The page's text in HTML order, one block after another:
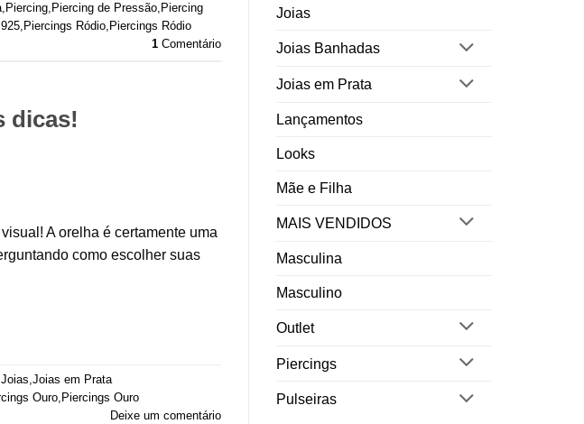
, Piercing, Piercing de Pressão, Piercing
, Piercings Ródio, Piercings Ródio
1 Comentário
dicas!
A orelha é certamente uma
como escolher suas
Joias,Joias em Prata
Ouro, Piercings Ouro
Deixe um comentário
Joias
Joias Banhadas
Joias em Prata
Lançamentos
Looks
Mãe e Filha
MAIS VENDIDOS
Masculina
Masculino
Outlet
Piercings
Pulseiras